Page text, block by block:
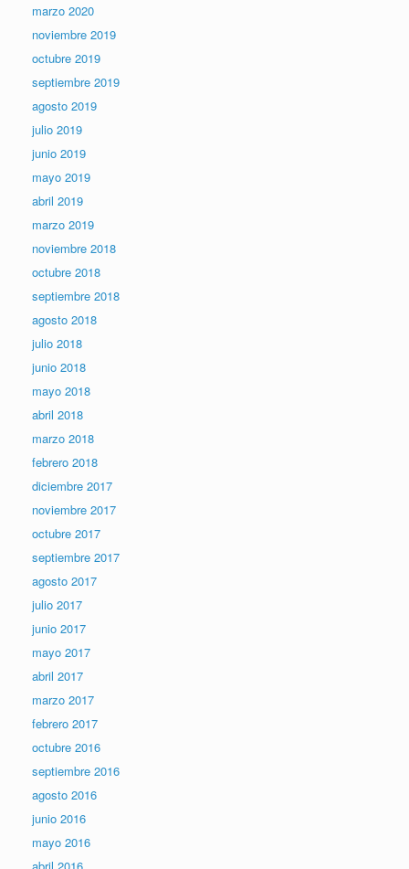
marzo 2020
noviembre 2019
octubre 2019
septiembre 2019
agosto 2019
julio 2019
junio 2019
mayo 2019
abril 2019
marzo 2019
noviembre 2018
octubre 2018
septiembre 2018
agosto 2018
julio 2018
junio 2018
mayo 2018
abril 2018
marzo 2018
febrero 2018
diciembre 2017
noviembre 2017
octubre 2017
septiembre 2017
agosto 2017
julio 2017
junio 2017
mayo 2017
abril 2017
marzo 2017
febrero 2017
octubre 2016
septiembre 2016
agosto 2016
junio 2016
mayo 2016